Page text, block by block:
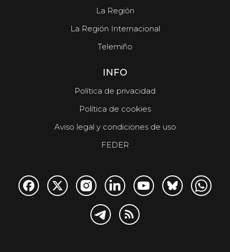
La Región
La Región Internacional
Telemiño
INFO
Política de privacidad
Política de cookies
Aviso legal y condiciones de uso
FEDER